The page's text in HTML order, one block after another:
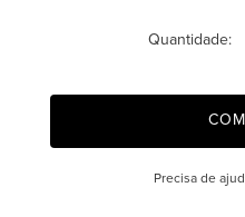
Quantidade
Precisa de